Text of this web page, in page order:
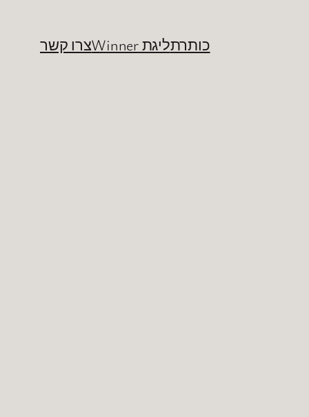
כותרתליגת Winner צרו קשר